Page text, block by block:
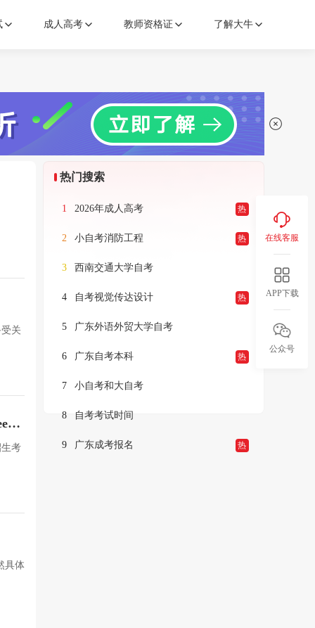
成人高考 教师资格证 了解大牛
关
考
具体
热门搜索
1 2026年成人高考 热
2 小自考消防工程 热
3 西南交通大学自考
4 自考视觉传达设计 热
5 广东外语外贸大学自考
6 广东自考本科 热
7 小自考和大自考
8 自考考试时间
9 广东成考报名 热
在线客服
APP下载
公众号